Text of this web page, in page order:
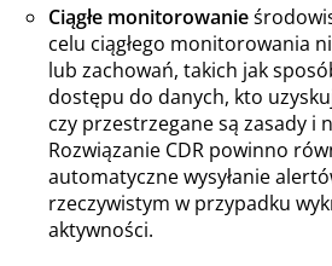
Ciągłe monitorowanie
celu ciągłego monitorowania
lub zachowań, takich jak
dostępu do danych, kto
czy przestrzegane są zasady i
Rozwiązanie CDR powinno
automatyczne wysyłanie
rzeczywistym w przypadku
aktywności.